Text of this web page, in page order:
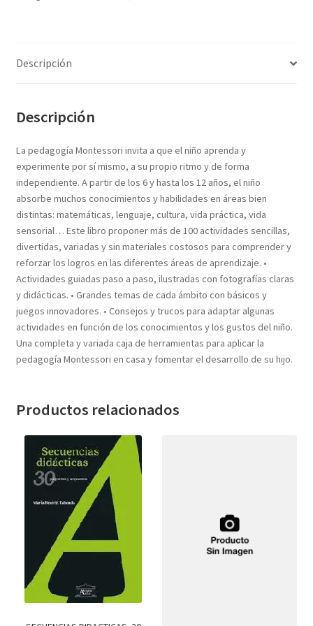
Textos (ver sub cats) (118)
Varios (749)
Descripción
Descripción
La pedagogía Montessori invita a que el niño aprenda y
experimente por sí mismo, a su propio ritmo y de forma
independiente. A partir de los 6 y hasta los 12 años, el niño
absorbe muchos conocimientos y habilidades en áreas bien
distintas: matemáticas, lenguaje, cultura, vida práctica, vida
sensorial… Este libro proponer más de 100 actividades sencillas,
divertidas, variadas y sin materiales costosos para comprender y
reforzar los logros en las diferentes áreas de aprendizaje. •
Actividades guiadas paso a paso, ilustradas con fotografías claras
y didácticas. • Grandes temas de cada ámbito con básicos y
juegos innovadores. • Consejos y trucos para adaptar algunas
actividades en función de los conocimientos y los gustos del niño.
Una completa y variada caja de herramientas para aplicar la
pedagogía Montessori en casa y fomentar el desarrollo de su hijo.
Productos relacionados